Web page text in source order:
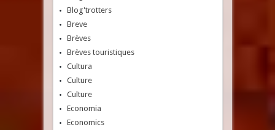
Blog'trotters
Breve
Brèves
Brèves touristiques
Cultura
Culture
Culture
Economia
Economics